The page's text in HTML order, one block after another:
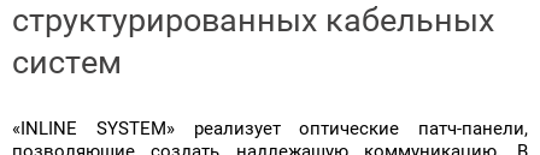
структурированных кабельных
систем
«INLINE SYSTEM» реализует оптические патч-панели,